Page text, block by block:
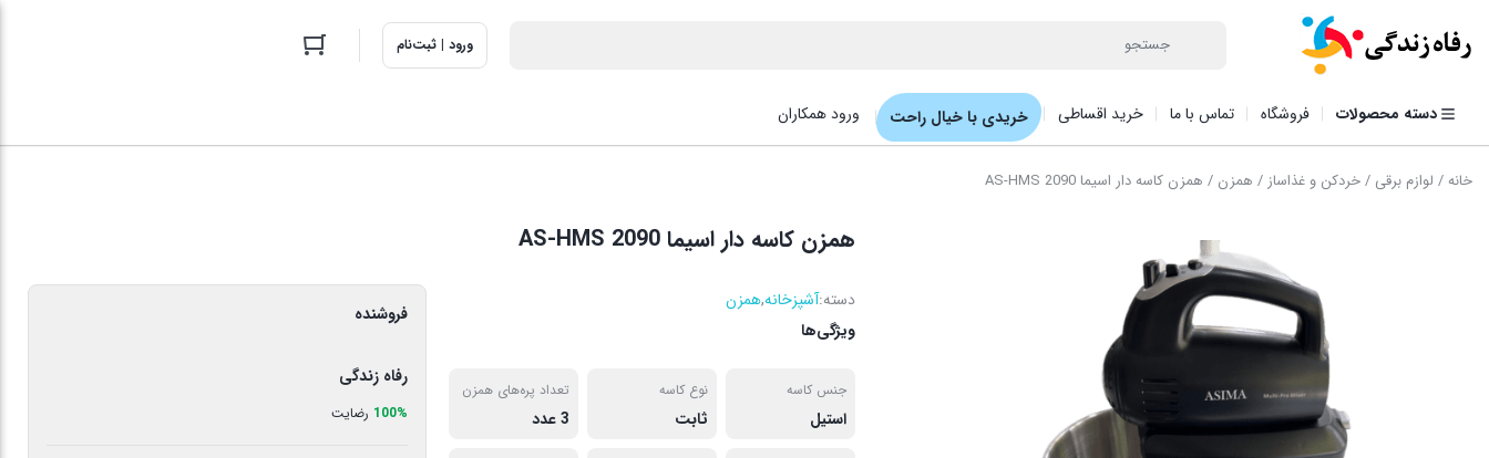
ورود | ثبت‌نام
دسته محصولات فروشگاه تماس با ما خرید اقساطی خریدی با خیال راحت ورود همکاران
خانه/ لوازم برقی /خردکن و غذاساز / همزن / همزن کاسه دار اسیما AS-HMS 2090
همزن کاسه دار اسیما AS-HMS 2090
دسته:آشپزخانه,همزن
ویژگی‌ها
جنس کاسه
استیل
نوع کاسه
ثابت
تعداد پره‌های همزن
3 عدد
فروشنده
رفاه زندگی
100% رضایت